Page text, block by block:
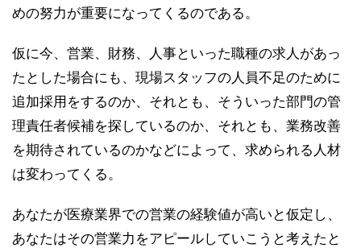
めの努力が重要になってくるのである。
仮に今、営業、財務、人事といった職種の求人があっ
たとした場合にも、現場スタッフの人員不足のために
追加採用をするのか、それとも、そういった部門の管
理責任者候補を探しているのか、それとも、業務改善
を期待されているのかなどによって、求められる人材
は変わってくる。
あなたが医療業界での営業の経験値が高いと仮定し、
あなたはその営業力をアピールしていこうと考えたと